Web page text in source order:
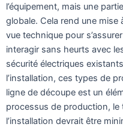
l’équipement, mais une
globale. Cela rend une mise
vue technique pour
interagir sans heurts avec
sécurité électriques
l’installation, ces types de
ligne de découpe est un
processus de production, le
l’installation devrait être